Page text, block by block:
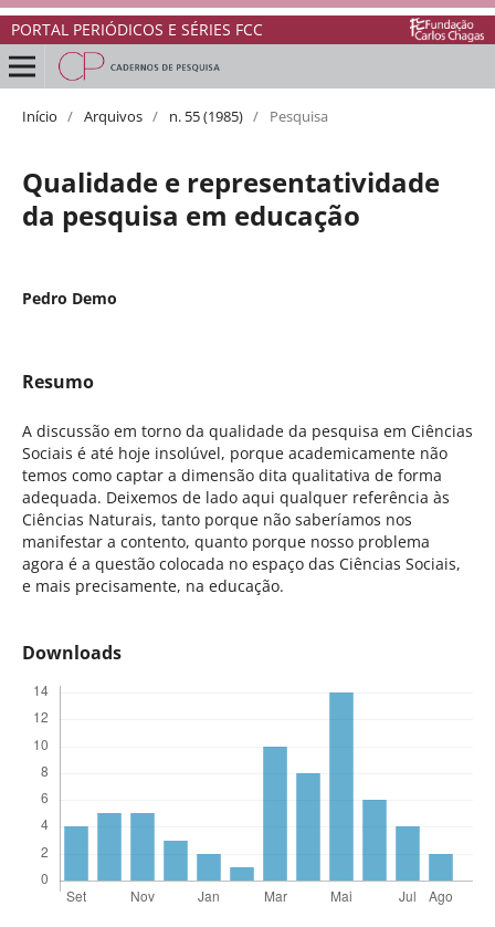
PORTAL PERIÓDICOS E SÉRIES FCC
Início / Arquivos / n. 55 (1985) / Pesquisa
Qualidade e representatividade
da pesquisa em educação
Pedro Demo
Resumo
A discussão em torno da qualidade da pesquisa em Ciências
Sociais é até hoje insolúvel, porque academicamente não
temos como captar a dimensão dita qualitativa de forma
adequada. Deixemos de lado aqui qualquer referência às
Ciências Naturais, tanto porque não saberíamos nos
manifestar a contento, quanto porque nosso problema
agora é a questão colocada no espaço das Ciências Sociais,
e mais precisamente, na educação.
Downloads